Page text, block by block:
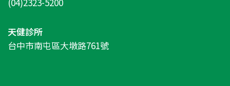
天健診所
台中市南屯區大墩路761號